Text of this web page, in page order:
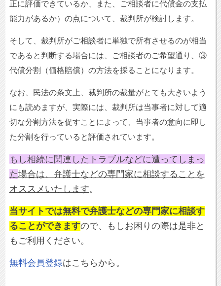
正に評価できているか、また、ご相談者に代償金の支払
能力があるか）の点について、裁判所が検討します。
そして、裁判所がご相談者に単独で所有させるのが相当
であると判断する場合には、ご相談者のご希望通り、③
代償分割（価格賠償）の方法を採ることになります。
なお、民法の条文上、裁判所の裁量がとても大きいよう
にも読めますが、実際には、裁判所は当事者に対して適
切な分割方法を促すことによって、当事者の意向に即し
た分割を行っていると評価されています。
もし相続に関連したトラブルなどに遭ってしまっ
た場合は、弁護士などの専門家に相談することを
オススメいたします。
当サイトでは無料で弁護士などの専門家に相談す
ることができますので、もしお困りの際は是非と
もご利用ください。
無料会員登録はこちらから。